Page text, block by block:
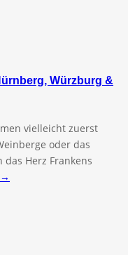
Würzburg &
vielleicht zuerst
oder das
Herz Frankens